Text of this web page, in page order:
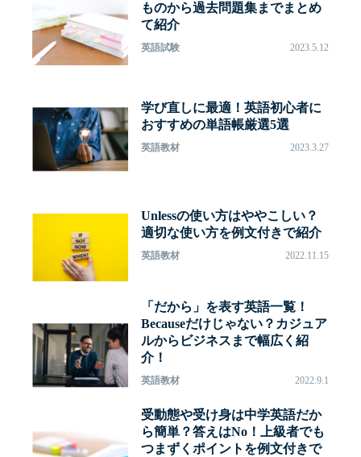
ものから過去問題集までまとめ
て紹介
英語試験 2023.5.12
学び直しに最適！英語初心者に
おすすめの単語帳厳選5選
英語教材 2023.3.27
Unlessの使い方はややこしい？
適切な使い方を例文付きで紹介
英語教材 2022.11.15
「だから」を表す英語一覧！
Becauseだけじゃない？カジュア
ルからビジネスまで幅広く紹
介！
英語教材 2022.9.1
受動態や受け身は中学英語だか
ら簡単？答えはNo！上級者でも
つまずくポイントを例文付きで